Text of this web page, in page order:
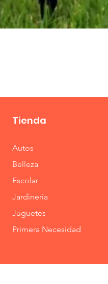
Tienda
Autos
Belleza
Escolar
Jardinería
Juguetes
Primera Necesidad